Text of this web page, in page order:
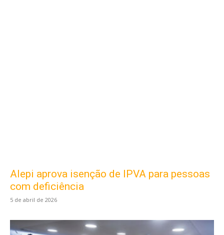
Alepi aprova isenção de IPVA para pessoas
com deficiência
5 de abril de 2026